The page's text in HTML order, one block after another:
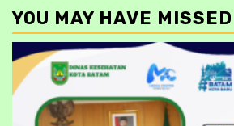
YOU MAY HAVE MISSED